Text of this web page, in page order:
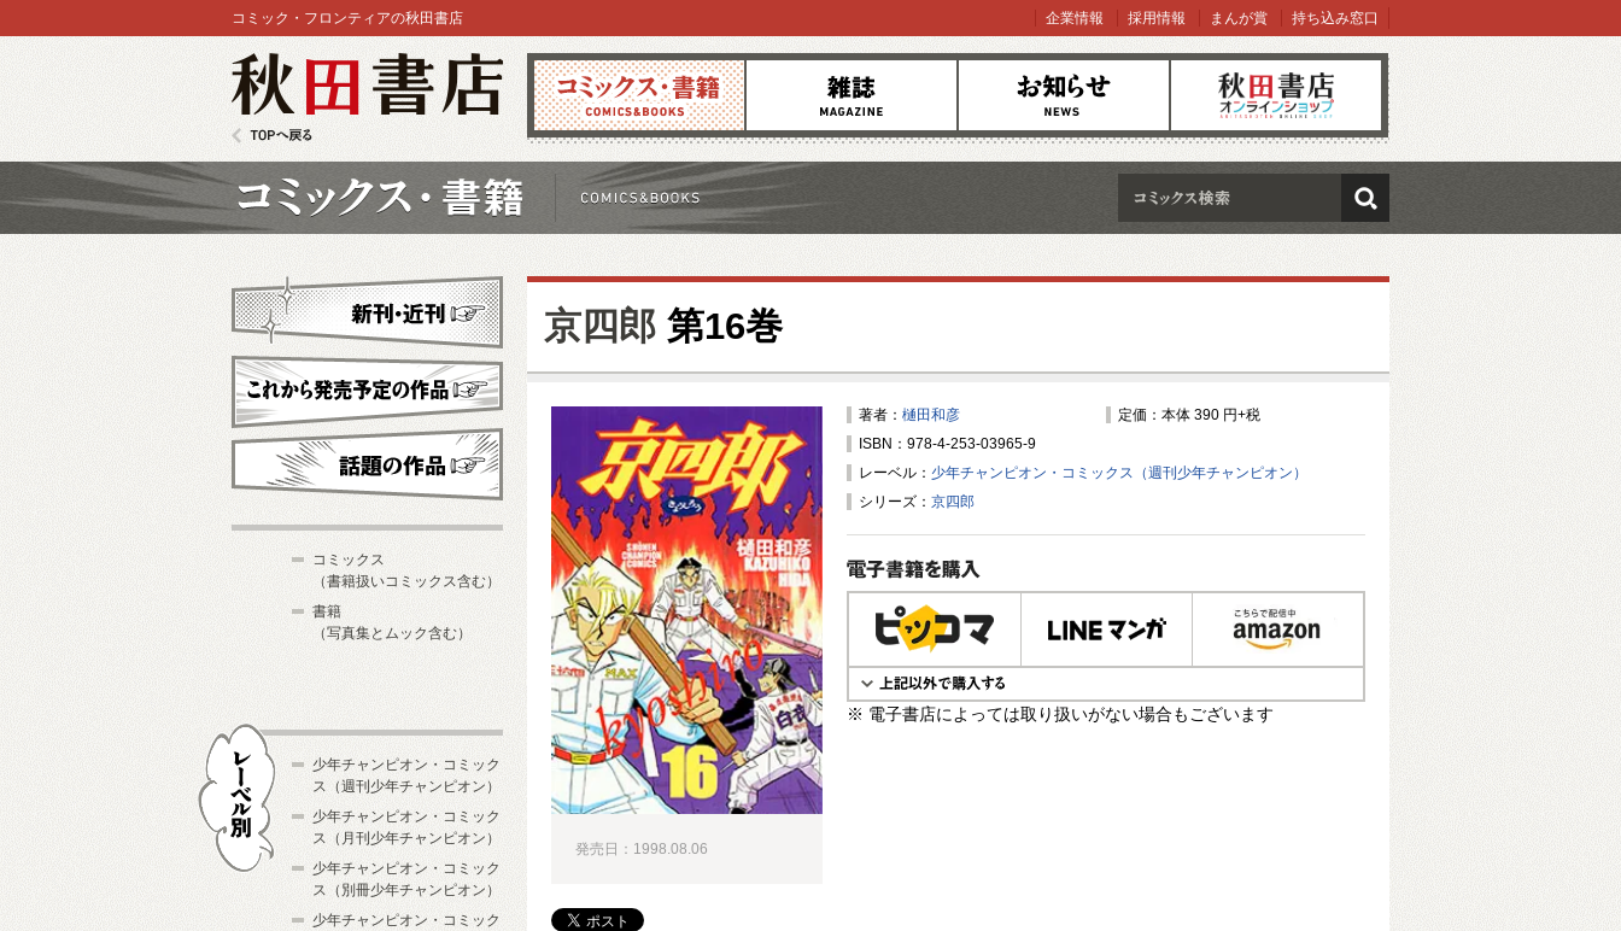
コミックス 雑誌 お知らせ オンラインショップ
コミック・フロンティアの秋田書店 企業情報 採用情報 まんが賞 持ち込み窓口
検索
京四郎 第16巻
著者： 樋田和彦
定価：本体 390 円+税
ISBN：978-4-253-03965-9
レーベル： 少年チャンピオン・コミックス（週刊少年チャンピオン）
シリーズ： 京四郎
電子書籍で購入
※ 電子書店によっては取り扱いがない場合もございます
発売日：1998.08.06
新刊・近刊
これから発売予定
コミックス
（書籍扱いコミックス含む）
書籍
（写真集とムック含む）
少年チャンピオン・コミック
ス（週刊少年チャンピオン）
少年チャンピオン・コミック
ス（月刊少年チャンピオン）
少年チャンピオン・コミック
ス（別冊少年チャンピオン）
少年チャンピオン・コミック